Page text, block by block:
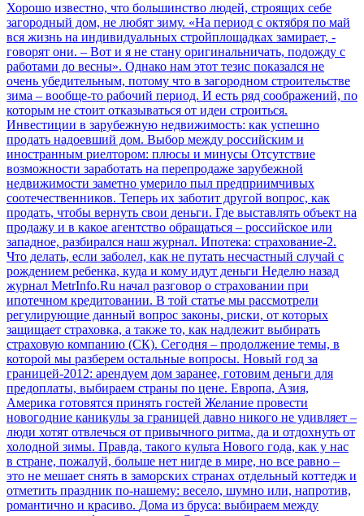
Хорошо известно, что большинство людей, строящих себе
загородный дом, не любят зиму. «На период с октября по май
вся жизнь на индивидуальных стройплощадках замирает, -
говорят они. – Вот и я не стану оригинальничать, подожду с
работами до весны». Однако нам этот тезис показался не
очень убедительным, потому что в загородном строительстве
зима – вообще-то рабочий период. И есть ряд соображений, по
которым не стоит отказываться от идеи строиться.
Инвестиции в зарубежную недвижимость: как успешно
продать надоевший дом. Выбор между российским и
иностранным риелтором: плюсы и минусы Отсутствие
возможности заработать на перепродаже зарубежной
недвижимости заметно умерило пыл предприимчивых
соотечественников. Теперь их заботит другой вопрос, как
продать, чтобы вернуть свои деньги. Где выставлять объект на
продажу и в какое агентство обращаться – российское или
западное, разбирался наш журнал. Ипотека: страхование-2.
Что делать, если заболел, как не путать несчастный случай с
рождением ребенка, куда и кому идут деньги Неделю назад
журнал MetrInfo.Ru начал разговор о страховании при
ипотечном кредитовании. В той статье мы рассмотрели
регулирующие данный вопрос законы, риски, от которых
защищает страховка, а также то, как надлежит выбирать
страховую компанию (СК). Сегодня – продолжение темы, в
которой мы разберем остальные вопросы. Новый год за
границей-2012: арендуем дом заранее, готовим деньги для
предоплаты, выбираем страны по цене. Европа, Азия,
Америка готовятся принять гостей Желание провести
новогодние каникулы за границей давно никого не удивляет –
люди хотят отвлечься от привычного ритма, да и отдохнуть от
холодной зимы. Правда, такого культа Нового года, как у нас
в стране, пожалуй, больше нет нигде в мире, но все равно –
это не мешает снять в заморских странах отдельный коттедж и
отметить праздник по-нашему: весело, шумно или, напротив,
романтично и красиво. Дома из бруса: выбираем между